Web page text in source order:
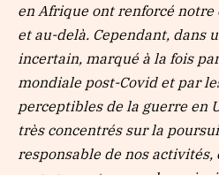
en Afrique ont renforcé
et au-delà. Cependant, dans
incertain, marqué à la fois
mondiale post-Covid et par
perceptibles de la guerre en
très concentrés sur la
responsable de nos activités,